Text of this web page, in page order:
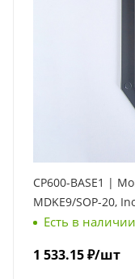
CP600-BASE1 |
MDKE9/SOP-20,
Есть в
1 533.15₽/шт